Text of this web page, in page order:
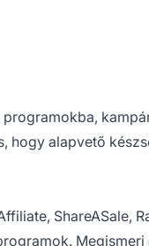
hogy alapvető
ShareASale,
.